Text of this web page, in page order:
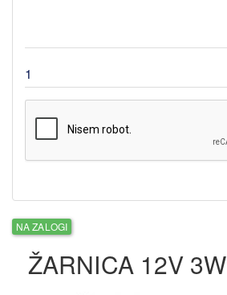
NA ZALOGI
ŽARNICA 12V 3W